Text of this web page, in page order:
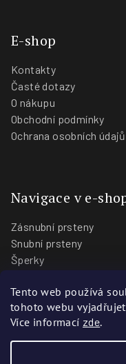
Tento web používá
tohoto webu
Více informací zde.
E-shop
Kontakty
Časté dotazy
O nákupu
Obchodní podmínky
Ochrana osobních údajů
Navigace v e-
Zásnubní prsteny
Snubní prsteny
Šperky
Blog
Prodejny